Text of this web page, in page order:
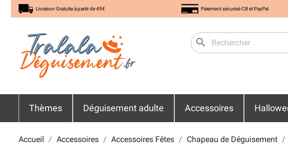
Livraison Gratuite à partir de 49€ Paiement sécurisé CB et PayPal
search
Thèmes Déguisement adulte Accessoires
Accueil Accessoires Accessoires Fêtes Chapeau de Déguisement